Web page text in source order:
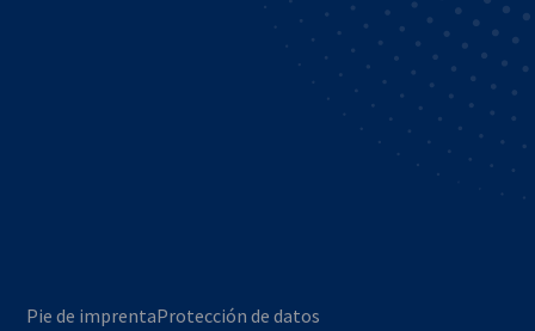
Pie de imprentaProtección de datos